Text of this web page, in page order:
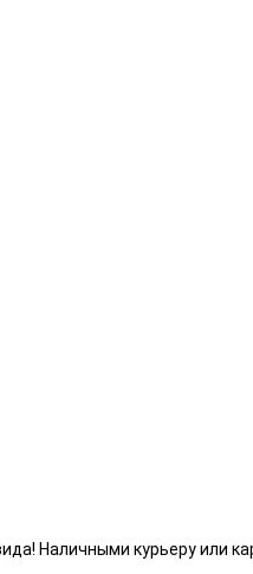
Наличными курьеру или